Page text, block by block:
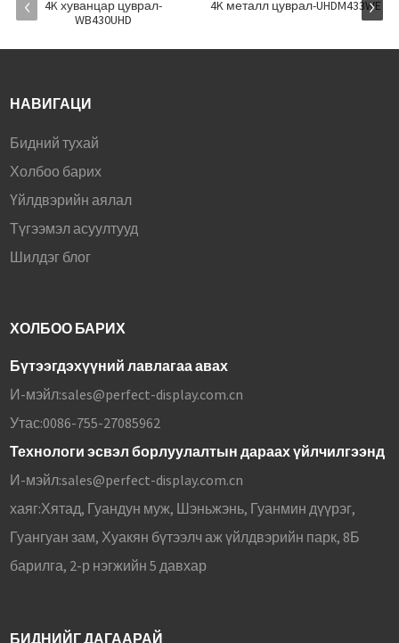
4K хуванцар цуврал-
WB430UHD
4K металл цуврал-UHDM433WE
НАВИГАЦИ
Бидний тухай
Холбоо барих
Үйлдвэрийн аялал
Түгээмэл асуултууд
Шилдэг блог
ХОЛБОО БАРИХ
Бүтээгдэхүүний лавлагаа авах
И-мэйл:sales@perfect-display.com.cn
Утас:0086-755-27085962
Технологи эсвэл борлуулалтын дараах үйлчилгээнд
И-мэйл:sales@perfect-display.com.cn
хаяг:Хятад, Гуандун муж, Шэньжэнь, Гуанмин дүүрэг,
Гуангуан зам, Хуакян бүтээлч аж үйлдвэрийн парк, 8Б
барилга, 2-р нэгжийн 5 давхар
БИДНИЙГ ДАГААРАЙ